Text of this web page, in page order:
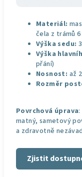
Materiál:
čela z trámů 6
Výška sedu:
Výška
přání)
Nosnost: až
Rozměr
Povrchová úprava
matný, sametový
a zdravotně
Zjistit